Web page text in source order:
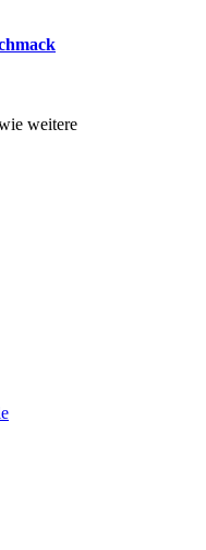
weitere